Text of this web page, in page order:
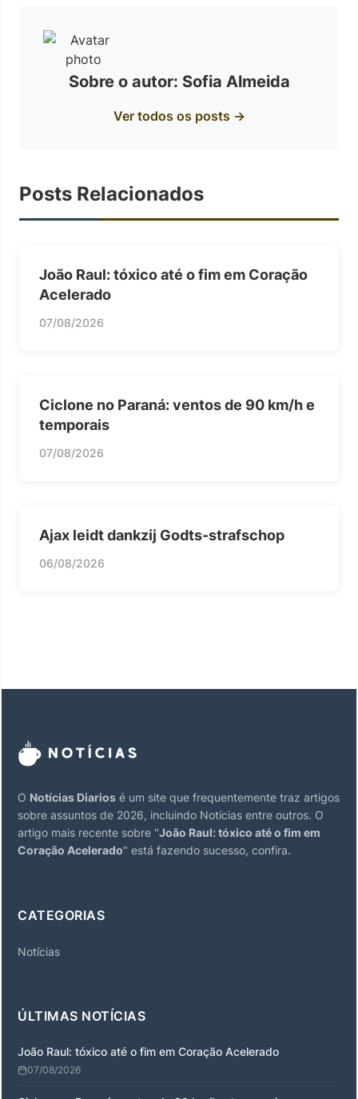
Sobre o autor: Sofia Almeida
Ver todos os posts →
Posts Relacionados
João Raul: tóxico até o fim em Coração
Acelerado
07/08/2026
Ciclone no Paraná: ventos de 90 km/h e
temporais
07/08/2026
Ajax leidt dankzij Godts-strafschop
06/08/2026
O Notícias Diarios é um site que frequentemente traz artigos
sobre assuntos de 2026, incluindo Notícias entre outros. O
artigo mais recente sobre "João Raul: tóxico até o fim em
Coração Acelerado" está fazendo sucesso, confira.
CATEGORIAS
Notícias
ÚLTIMAS NOTÍCIAS
João Raul: tóxico até o fim em Coração Acelerado
07/08/2026